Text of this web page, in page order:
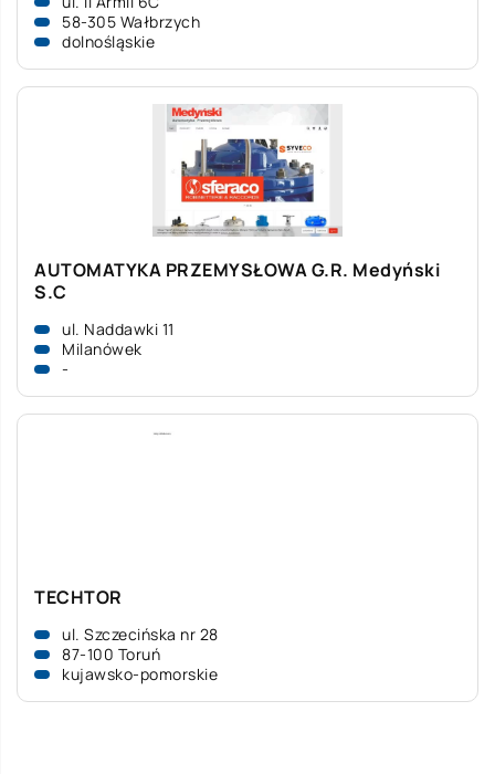
58-305 Wałbrzych
dolnośląskie
AUTOMATYKA PRZEMYSŁOWA G.R. Medyński
S.C
ul. Naddawki 11
Milanówek
-
TECHTOR
ul. Szczecińska nr 28
87-100 Toruń
kujawsko-pomorskie